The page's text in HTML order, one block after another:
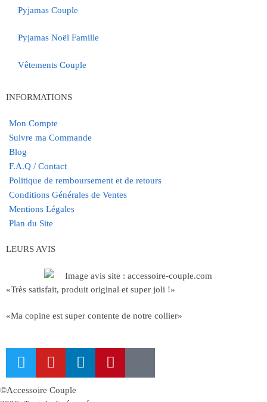
Pyjamas Couple
Pyjamas Noël Famille
Vêtements Couple
INFORMATIONS
Mon Compte
Suivre ma Commande
Blog
F.A.Q / Contact
Politique de remboursement et de retours
Conditions Générales de Ventes
Mentions Légales
Plan du Site
LEURS AVIS
«Très satisfait, produit original et super joli !»
«Ma copine est super contente de notre collier»
©Accessoire Couple